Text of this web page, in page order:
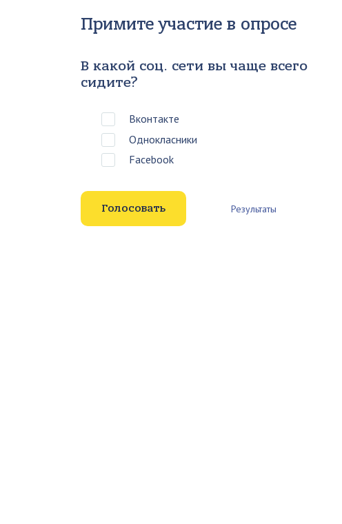
Примите участие в опросе
В какой соц. сети вы чаще всего
сидите?
Вконтакте
Однокласники
Facebook
Результаты